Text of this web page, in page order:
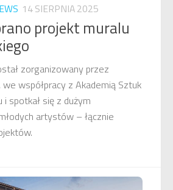
14 SIERPNIA 2025
projekt muralu
zorganizowany przez
współpracy z Akademią Sztuk
i spotkał się z dużym
artystów – łącznie